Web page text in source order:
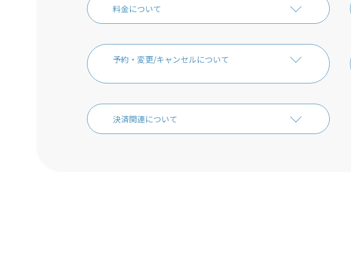
料金について
予約・変更/キャンセルについて
決済関連について